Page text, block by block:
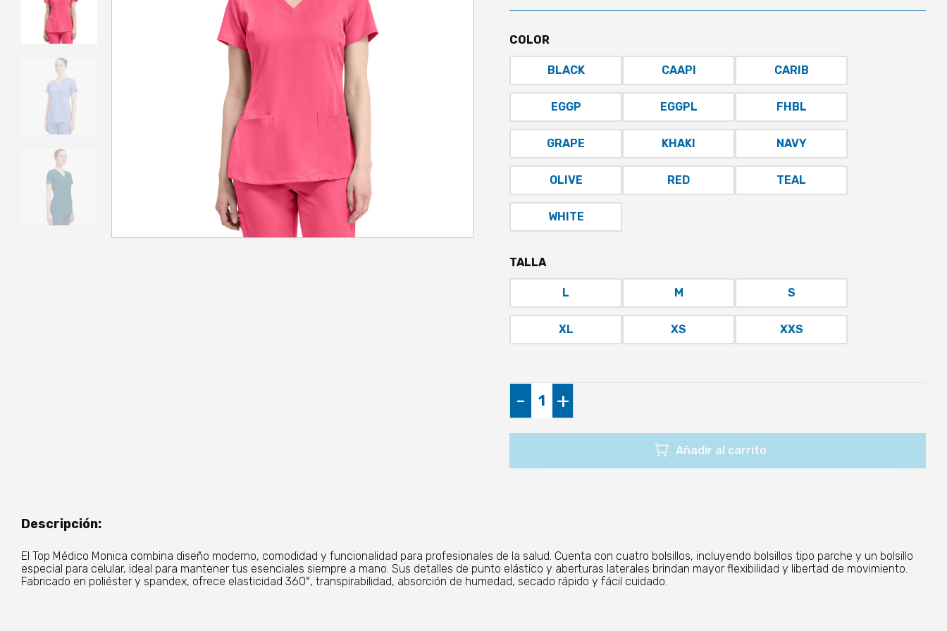
COLOR
BLACK CAAPI CARIB
EGGP EGGPL FHBL
GRAPE KHAKI NAVY
OLIVE RED TEAL
WHITE
TALLA
L M S
XL XS XXS
-
-
+
Añadir al carrito
Descripción:
El Top Médico Monica combina diseño moderno, comodidad y funcionalidad para profesionales de la salud. Cuenta con cuatro bolsillos, incluyendo bolsillos tipo parche y un bolsillo
especial para celular, ideal para mantener tus esenciales siempre a mano. Sus detalles de punto elástico y aberturas laterales brindan mayor flexibilidad y libertad de movimiento.
Fabricado en poliéster y spandex, ofrece elasticidad 360°, transpirabilidad, absorción de humedad, secado rápido y fácil cuidado.